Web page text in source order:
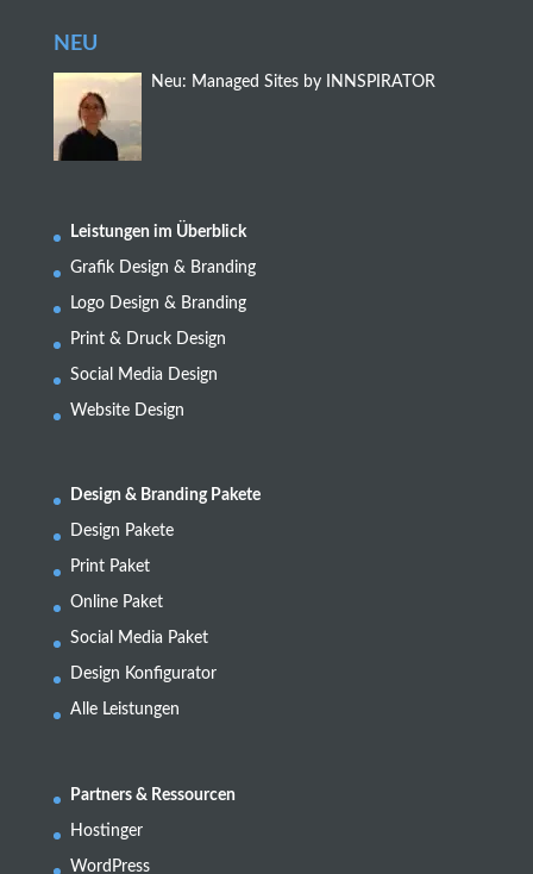
NEU
Neu: Managed Sites by INNSPIRATOR
Leistungen im Überblick
Grafik Design & Branding
Logo Design & Branding
Print & Druck Design
Social Media Design
Website Design
Design & Branding Pakete
Design Pakete
Print Paket
Online Paket
Social Media Paket
Design Konfigurator
Alle Leistungen
Partners & Ressourcen
Hostinger
WordPress